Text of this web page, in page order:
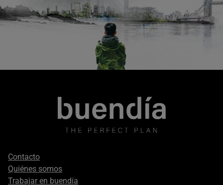
Footer
secondary
Contacto
Quiénes somos
Trabajar en buendía